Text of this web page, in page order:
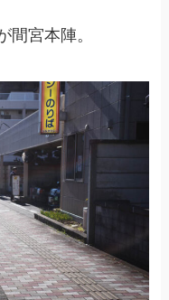
間宮本陣。